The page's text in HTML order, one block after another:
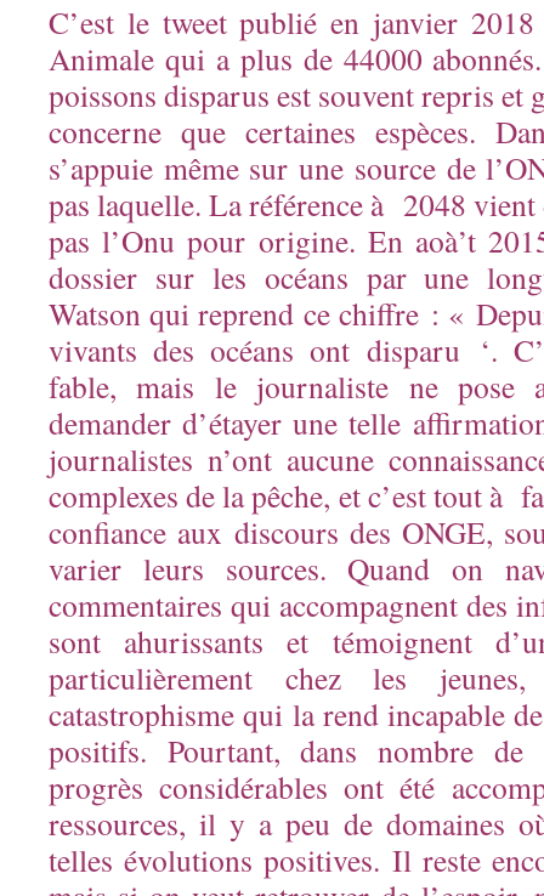
C’est le tweet publié en janvier
Animale qui a plus de 44000
poissons disparus est souvent repris et
concerne que certaines espèces.
s’appuie même sur une source de
pas laquelle. La référence à 2048 vient
pas l’Onu pour origine. En aoà’t
dossier sur les océans par une
Watson qui reprend ce chiffre : «
vivants des océans ont disparu ‘.
fable, mais le journaliste ne pose
demander d’étayer une telle
journalistes n’ont aucune
complexes de la pêche, et c’est tout à
confiance aux discours des ONGE,
varier leurs sources. Quand on
commentaires qui accompagnent des
sont ahurissants et témoignent
particulièrement chez les
catastrophisme qui la rend incapable
positifs. Pourtant, dans nombre de
progrès considérables ont été
ressources, il y a peu de domaines
telles évolutions positives. Il reste